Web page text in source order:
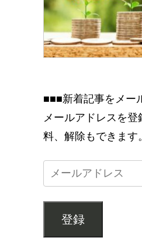
■■■新着記事をメー
メールアドレスを
料、解除もできます
登録